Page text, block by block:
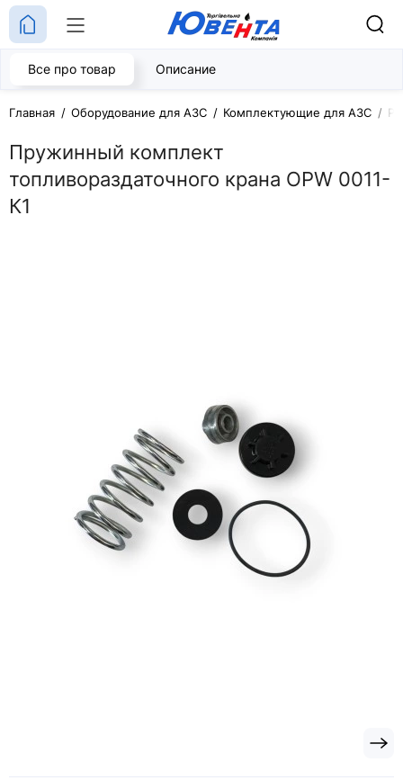
Главная Оборудование для АЗС Комплектующие для АЗС
Пружинный комплект
топливораздаточного крана OPW 0011-
К1
Все про товар Описание